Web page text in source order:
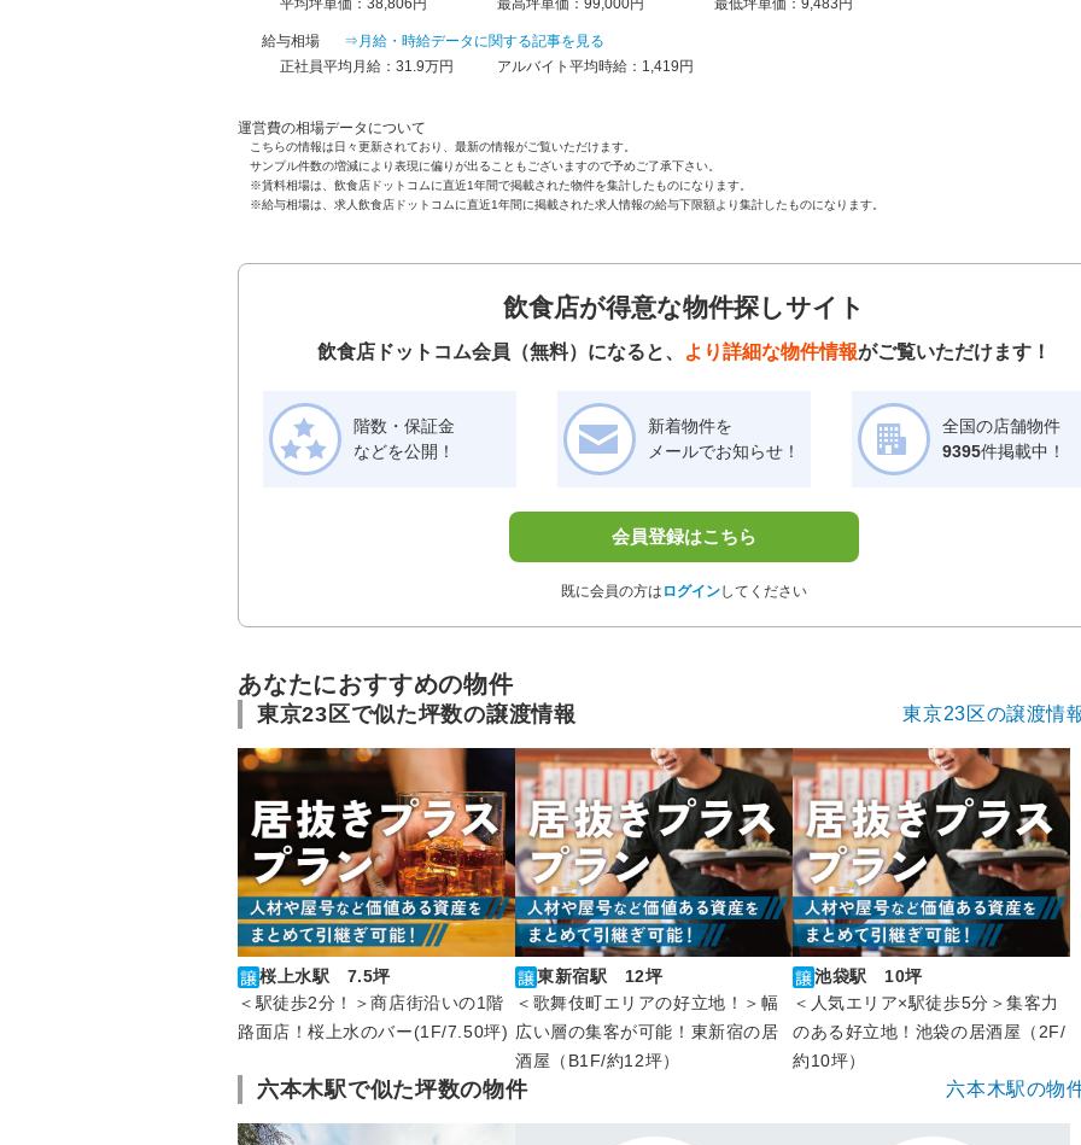
平均坪単価：38,806円
最高坪単価：99,000円 最低坪単価：9,483円
給与相場
⇒月給・時給データに関する記事を見る
正社員平均月給：31.9万円
アルバイト平均時給：1,419円
運営費の相場データについて
こちらの情報は日々更新されており、最新の情報がご覧いただけます。
サンプル件数の増減により表現に偏りが出ることもございますので予めご了承下さい。
※賃料相場は、飲食店ドットコムに直近1年間で掲載された物件を集計したものになります。
※給与相場は、求人飲食店ドットコムに直近1年間に掲載された求人情報の給与下限額より集計したものになります。
飲食店が得意な物件探しサイト
飲食店ドットコム会員（無料）になると、 より詳細な物件情報がご覧いただけます！
階数・保証金
などを公開！
新着物件を
メールでお知らせ！
全国の店舗物件
9395件掲載中！
会員登録はこちら
既に会員の方は ログインしてください
あなたにおすすめの物件
東京23区で似た坪数の譲渡情報 東京23区の譲渡情
桜上水駅 7.5坪
＜駅徒歩2分！＞商店街沿いの1階
路面店！桜上水のバー(1F/7.50坪)
東新宿駅 12坪
＜歌舞伎町エリアの好立地！＞幅
広い層の集客が可能！東新宿の居
酒屋（B1F/約12坪）
池袋駅 10坪
＜人気エリア×駅徒歩5分＞集客力
のある好立地！池袋の居酒屋（2F/
約10坪）
六本木駅で似た坪数の物件 六本木駅の物